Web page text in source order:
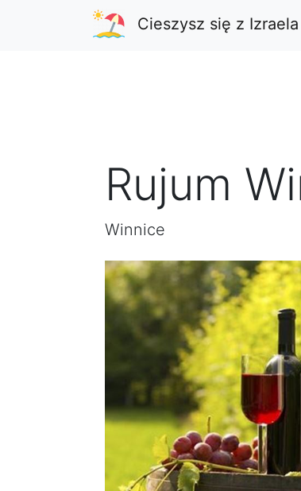
Cieszysz się z Izraela
Rujum
Winnice